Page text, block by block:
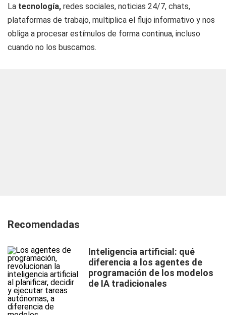
La tecnología, redes sociales, noticias 24/7, chats,
plataformas de trabajo, multiplica el flujo informativo y nos
obliga a procesar estímulos de forma continua, incluso
cuando no los buscamos.
Recomendadas
Inteligencia artificial: qué
diferencia a los agentes de
programación de los modelos
de IA tradicionales